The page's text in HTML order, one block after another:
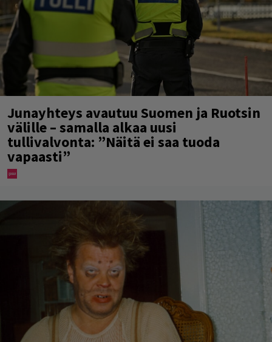
Junayhteys avautuu Suomen ja Ruotsin
välille – samalla alkaa uusi
tullivalvonta: ”Näitä ei saa tuoda
vapaasti”